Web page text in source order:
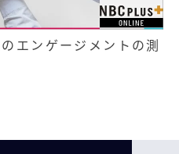
エンゲージメントの測